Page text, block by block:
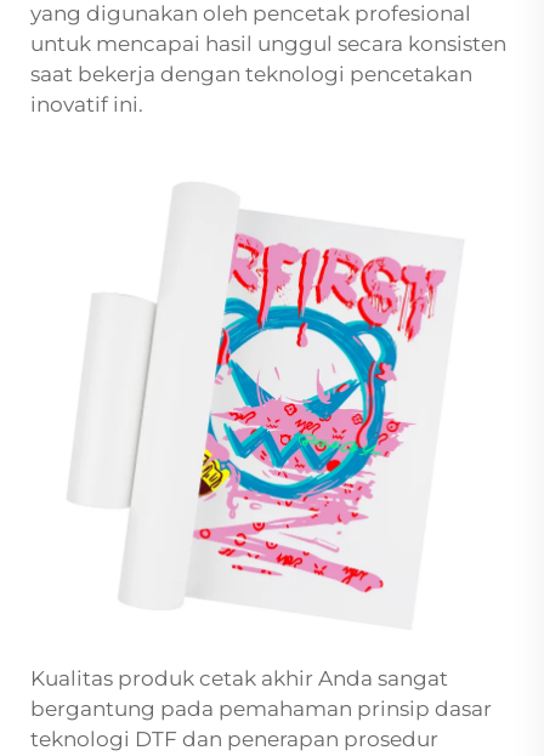
yang digunakan oleh pencetak profesional
untuk mencapai hasil unggul secara konsisten
saat bekerja dengan teknologi pencetakan
inovatif ini.
Kualitas produk cetak akhir Anda sangat
bergantung pada pemahaman prinsip dasar
teknologi DTF dan penerapan prosedur